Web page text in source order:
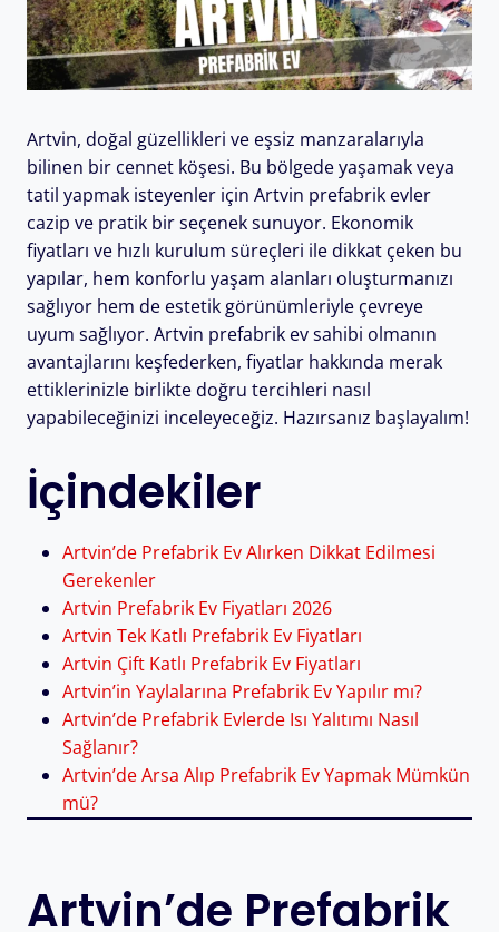
Artvin, doğal güzellikleri ve eşsiz manzaralarıyla
bilinen bir cennet köşesi. Bu bölgede yaşamak veya
tatil yapmak isteyenler için Artvin prefabrik evler
cazip ve pratik bir seçenek sunuyor. Ekonomik
fiyatları ve hızlı kurulum süreçleri ile dikkat çeken bu
yapılar, hem konforlu yaşam alanları oluşturmanızı
sağlıyor hem de estetik görünümleriyle çevreye
uyum sağlıyor. Artvin prefabrik ev sahibi olmanın
avantajlarını keşfederken, fiyatlar hakkında merak
ettiklerinizle birlikte doğru tercihleri nasıl
yapabileceğinizi inceleyeceğiz. Hazırsanız başlayalım!
İçindekiler
Artvin’de Prefabrik Ev Alırken Dikkat Edilmesi
Gerekenler
Artvin Prefabrik Ev Fiyatları 2026
Artvin Tek Katlı Prefabrik Ev Fiyatları
Artvin Çift Katlı Prefabrik Ev Fiyatları
Artvin’in Yaylalarına Prefabrik Ev Yapılır mı?
Artvin’de Prefabrik Evlerde Isı Yalıtımı Nasıl
Sağlanır?
Artvin’de Arsa Alıp Prefabrik Ev Yapmak Mümkün
mü?
Artvin’de Prefabrik